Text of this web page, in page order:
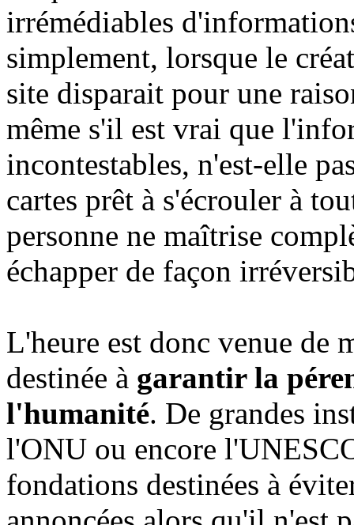
irrémédiables
simplement, lorsque le
site disparait pour une
même s'il est vrai que
incontestables, n'est-elle
cartes prêt à s'écrouler à
personne ne maîtrise
échapper de façon
L'heure est donc venue de
destinée à garantir la
l'humanité. De grandes
l'ONU ou encore
fondations destinées à